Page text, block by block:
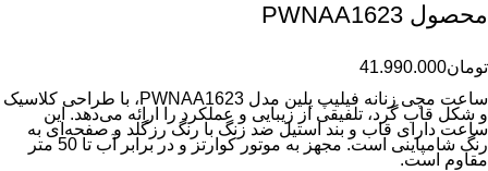
محصول PWNAA1623
تومان41.990.000
ساعت مچی زنانه فیلیپ پلین مدل PWNAA1623، با طراحی کلاسیک
و شکل قاب گرد، تلفیقی از زیبایی و عملکرد را ارائه می‌دهد. این
ساعت دارای قاب و بند استیل ضد زنگ با رنگ رزگلد و صفحه‌ای به
رنگ شامپاینی است. مجهز به موتور کوارتز و در برابر آب تا 50 متر
مقاوم است.